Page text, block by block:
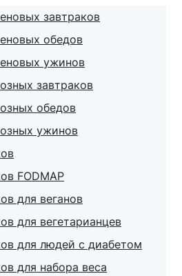
завтраков
обедов
ужинов
завтраков
обедов
ужинов
FODMAP
для веганов
для вегетарианцев
для людей с диабетом
для набора веса